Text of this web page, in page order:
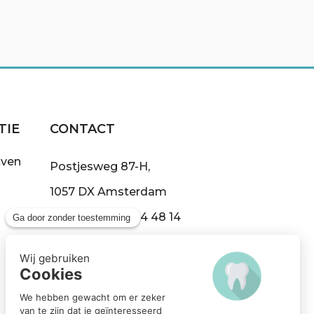
CONTACT
Postjesweg 87-H,
1057 DX Amsterdam
Tel:+31 (0)20 304 48 14